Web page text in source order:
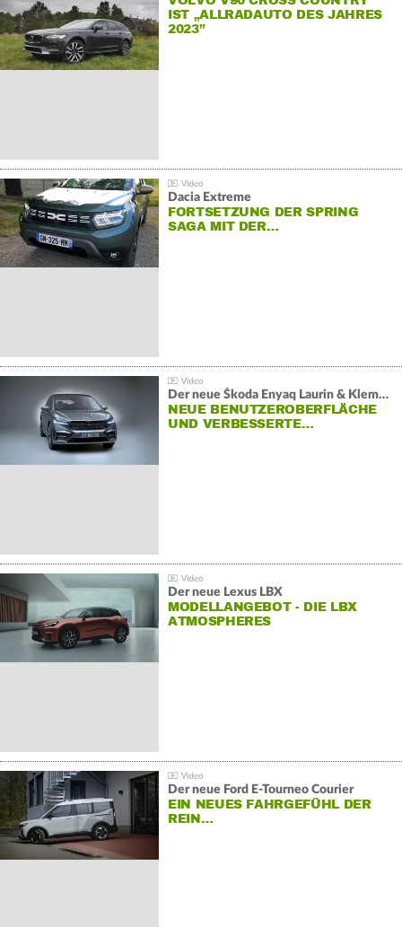
IST „ALLRADAUTO DES JAHRES
2023”
Dacia Extreme
FORTSETZUNG DER SPRING
SAGA MIT DER…
Der neue Škoda Enyaq Laurin & Klement
NEUE BENUTZEROBERFLÄCHE
UND VERBESSERTE…
Der neue Lexus LBX
MODELLANGEBOT - DIE LBX
ATMOSPHERES
Der neue Ford E-Tourneo Courier
EIN NEUES FAHRGEFÜHL DER
REIN…